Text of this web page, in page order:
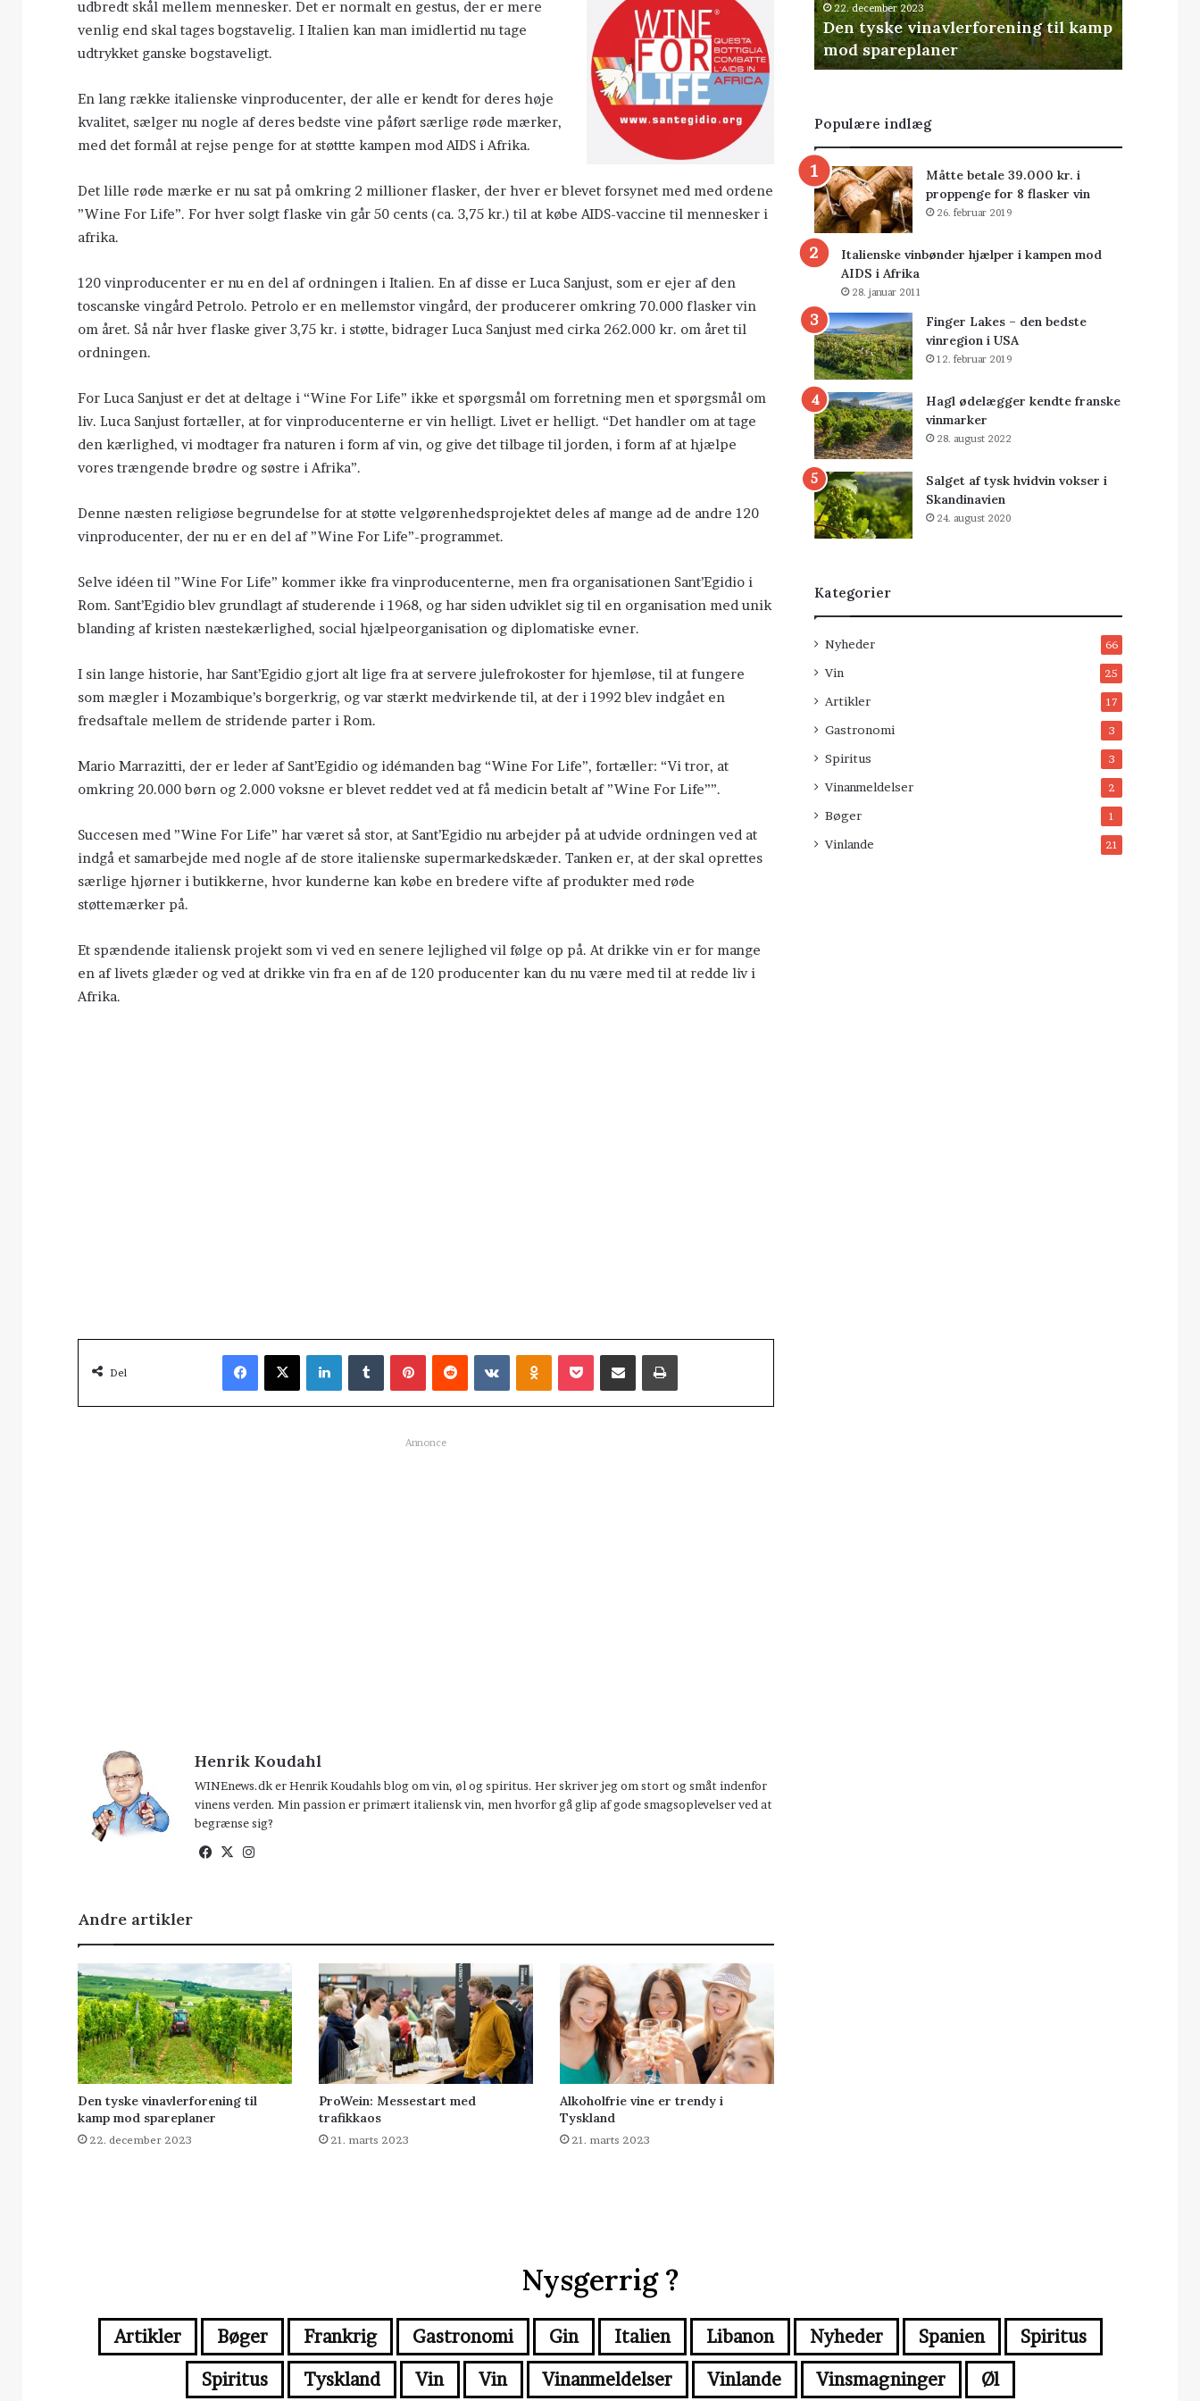
udbredt skål mellem mennesker. Det er normalt en gestus, der er mere
venlig end skal tages bogstavelig. I Italien kan man imidlertid nu tage
udtrykket ganske bogstaveligt.
En lang række italienske vinproducenter, der alle er kendt for deres høje
kvalitet, sælger nu nogle af deres bedste vine påført særlige røde mærker,
med det formål at rejse penge for at støttte kampen mod AIDS i Afrika.
Det lille røde mærke er nu sat på omkring 2 millioner flasker, der hver er blevet forsynet med med ordene
”Wine For Life”. For hver solgt flaske vin går 50 cents (ca. 3,75 kr.) til at købe AIDS-vaccine til mennesker i
afrika.
120 vinproducenter er nu en del af ordningen i Italien. En af disse er Luca Sanjust, som er ejer af den
toscanske vingård Petrolo. Petrolo er en mellemstor vingård, der producerer omkring 70.000 flasker vin
om året. Så når hver flaske giver 3,75 kr. i støtte, bidrager Luca Sanjust med cirka 262.000 kr. om året til
ordningen.
For Luca Sanjust er det at deltage i “Wine For Life” ikke et spørgsmål om forretning men et spørgsmål om
liv. Luca Sanjust fortæller, at for vinproducenterne er vin helligt. Livet er helligt. “Det handler om at tage
den kærlighed, vi modtager fra naturen i form af vin, og give det tilbage til jorden, i form af at hjælpe
vores trængende brødre og søstre i Afrika”.
Denne næsten religiøse begrundelse for at støtte velgørenhedsprojektet deles af mange ad de andre 120
vinproducenter, der nu er en del af ”Wine For Life”-programmet.
Selve idéen til ”Wine For Life” kommer ikke fra vinproducenterne, men fra organisationen Sant’Egidio i
Rom. Sant’Egidio blev grundlagt af studerende i 1968, og har siden udviklet sig til en organisation med unik
blanding af kristen næstekærlighed, social hjælpeorganisation og diplomatiske evner.
I sin lange historie, har Sant’Egidio gjort alt lige fra at servere julefrokoster for hjemløse, til at fungere
som mægler i Mozambique’s borgerkrig, og var stærkt medvirkende til, at der i 1992 blev indgået en
fredsaftale mellem de stridende parter i Rom.
Mario Marrazitti, der er leder af Sant’Egidio og idémanden bag “Wine For Life”, fortæller: “Vi tror, at
omkring 20.000 børn og 2.000 voksne er blevet reddet ved at få medicin betalt af ”Wine For Life””.
Succesen med ”Wine For Life” har været så stor, at Sant’Egidio nu arbejder på at udvide ordningen ved at
indgå et samarbejde med nogle af de store italienske supermarkedskæder. Tanken er, at der skal oprettes
særlige hjørner i butikkerne, hvor kunderne kan købe en bredere vifte af produkter med røde
støttemærker på.
Et spændende italiensk projekt som vi ved en senere lejlighed vil følge op på. At drikke vin er for mange
en af livets glæder og ved at drikke vin fra en af de 120 producenter kan du nu være med til at redde liv i
Afrika.
Del
Facebook
X LinkedInTumblrPinterestReddit VKontakteOdnoklassniki
Pocket Share via Email Udskriv
Annonce
Henrik Koudahl
WINEnews.dk er Henrik Koudahls blog om vin, øl og spiritus. Her skriver jeg om stort og småt indenfor
vinens verden. Min passion er primært italiensk vin, men hvorfor gå glip af gode smagsoplevelser ved at
begrænse sig?
Facebook
X
Andre artikler
Den tyske vinavlerforening til
kamp mod spareplaner
22. december 2023
ProWein: Messestart med
trafikkaos
21. marts 2023
Alkoholfrie vine er trendy i
Tyskland
21. marts 2023
22. december 2023
Den tyske vinavlerforening til kamp
mod spareplaner
Populære indlæg
Måtte betale 39.000 kr. i
proppenge for 8 flasker vin
26. februar 2019
Italienske vinbønder hjælper i kampen mod
AIDS i Afrika
28. januar 2011
Finger Lakes – den bedste
vinregion i USA
12. februar 2019
Hagl ødelægger kendte franske
vinmarker
28. august 2022
Salget af tysk hvidvin vokser i
Skandinavien
24. august 2020
Kategorier
Nyheder 66
Vin 25
Artikler 17
Gastronomi 3
Spiritus 3
Vinanmeldelser 2
Bøger 1
Vinlande 21
Nysgerrig ?
Artikler Bøger Frankrig Gastronomi Gin Italien Libanon Nyheder Spanien
Spiritus
Spiritus
Tyskland Vin Vin Vinanmeldelser Vinlande Vinsmagninger Øl